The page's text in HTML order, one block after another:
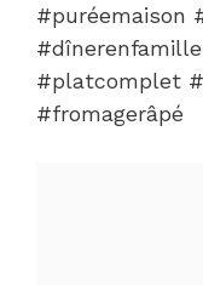
#puréemaison
#platcomplet
#fromagerâpé